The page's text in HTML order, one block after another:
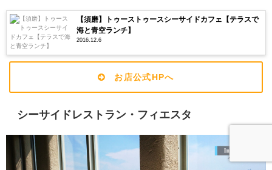
【須磨】トゥーストゥースシーサイドカフェ【テラスで
海と青空ランチ】
2016.12.6
お店公式HPへ
シーサイドレストラン・フィエスタ